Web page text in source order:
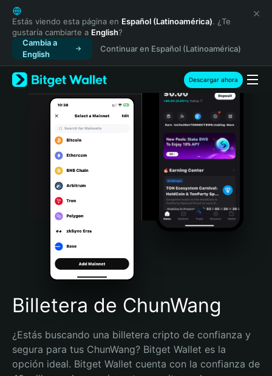
English
日本語
Tiếng Việt
Русский
Español (Latinoamérica)
Türkçe
Italiano
Português (Portugal)
Bahasa Indonesia
Português (Brasil)
Español (Argentina)
Estás viendo esta página en Español (Latinoamérica). ¿Te
gustaría cambiarte a English?
Cambia a
English
Continuar en Español (Latinoamérica)
Descargar ahora
Billetera de ChunWang
¿Estás buscando una billetera cripto de confianza y
segura para tus ChunWang? Bitget Wallet es la
opción ideal. Bitget Wallet cuenta con la confianza de